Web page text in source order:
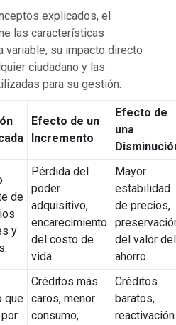
explicados, el
las características
variable, su impacto directo
ciudadano y las
para su gestión:
Efecto de un
Incremento
Efecto de
una
de
y
Pérdida del
poder
adquisitivo,
encarecimiento
del costo de
vida.
Mayor
estabilidad
de precios,
del valor del
ahorro.
que
Créditos más
caros, menor
consumo,
Créditos
baratos,
reactivación